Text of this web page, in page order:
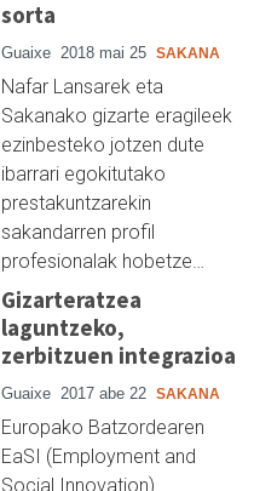
sorta
Guaixe 2018 mai 25 SAKANA
Nafar Lansarek eta
Sakanako gizarte eragileek
ezinbesteko jotzen dute
ibarrari egokitutako
prestakuntzarekin
sakandarren profil
profesionalak hobetze…
Gizarteratzea
laguntzeko,
zerbitzuen integrazioa
Guaixe 2017 abe 22 SAKANA
Europako Batzordearen
EaSI (Employment and
Social Innovation)